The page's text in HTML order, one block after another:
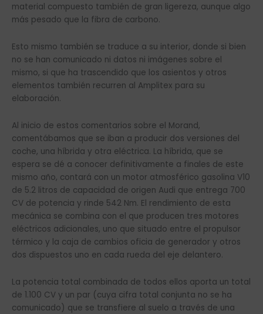
material compuesto también de gran ligereza, aunque algo
más pesado que la fibra de carbono.
Esto mismo también se traduce a su interior, donde si bien
no se han comunicado ni datos ni imágenes sobre el
mismo, si que ha trascendido que los asientos y otros
elementos también recurren al Amplitex para su
elaboración.
Al inicio de estos comentarios sobre el Morand,
comentábamos que se iban a producir dos versiones del
coche, una híbrida y otra eléctrica. La híbrida, que se
espera se dé a conocer definitivamente a finales de este
mismo año, contará con un motor atmosférico gasolina V10
de 5.2 litros de capacidad de origen Audi que entrega 700
CV de potencia y rinde 542 Nm. El rendimiento de esta
mecánica se combina con el que producen tres motores
eléctricos adicionales, uno que situado entre el propulsor
térmico y la caja de cambios oficia de generador y otros
dos dispuestos uno en cada rueda del eje delantero.
La potencia total combinada de todos ellos aporta un total
de 1.100 CV y un par (cuya cifra total conjunta no se ha
comunicado) que se transfiere al suelo a través de una